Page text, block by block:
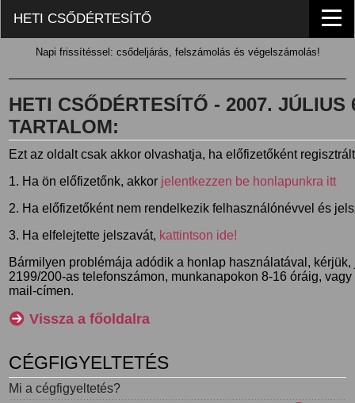
HETI CSŐDÉRTESÍTŐ
Napi frissítéssel: csődeljárás, felszámolás és végelszámolás!
HETI CSŐDÉRTESÍTŐ - 2007. JÚLIUS
TARTALOM:
Ezt az oldalt csak akkor olvashatja, ha előfizetőként
1. Ha ön előfizetőnk, akkor jelentkezzen be honlapunkra itt
2. Ha előfizetőként nem rendelkezik felhasználónévvel és
3. Ha elfelejtette jelszavát, kattintson ide!
Bármilyen problémája adódik a honlap használatával,
2199/200-as telefonszámon, munkanapokon 8-16 óráig,
mail-címen.
Vissza a főoldalra
CÉGFIGYELTETÉS
Mi a cégfigyeltetés?